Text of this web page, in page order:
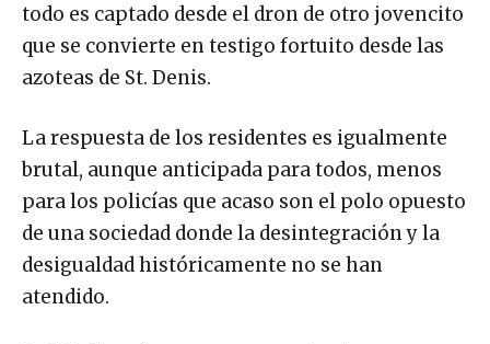
todo es captado desde el dron de otro jovencito
que se convierte en testigo fortuito desde las
azoteas de St. Denis.
La respuesta de los residentes es igualmente
brutal, aunque anticipada para todos, menos
para los policías que acaso son el polo opuesto
de una sociedad donde la desintegración y la
desigualdad históricamente no se han
atendido.